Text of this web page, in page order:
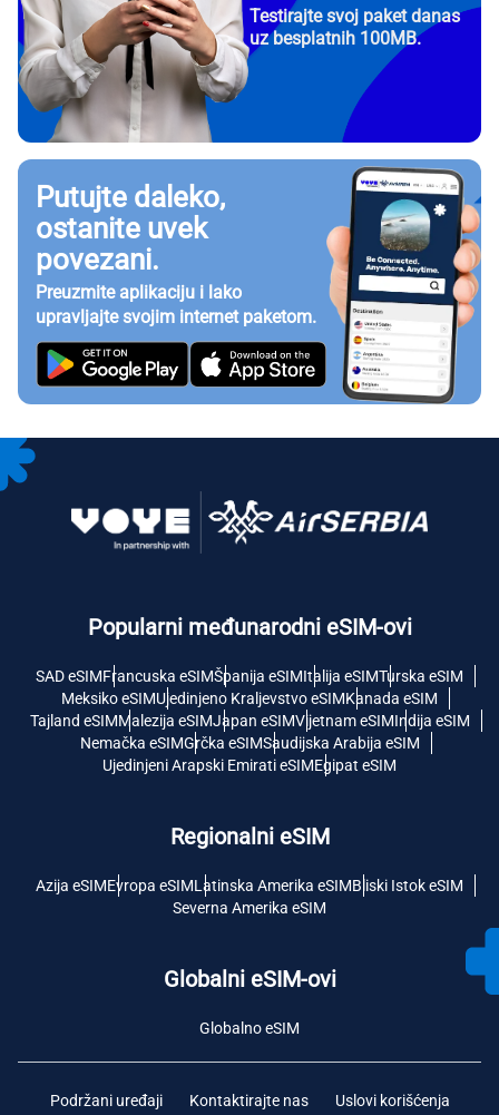
Testirajte svoj paket danas
uz besplatnih 100MB.
Putujte daleko,
ostanite uvek
povezani.
Preuzmite aplikaciju i lako
upravljajte svojim internet paketom.
Popularni međunarodni eSIM-ovi
SAD eSIMFrancuska eSIMŠpanija eSIMItalija eSIMTurska eSIM
Meksiko eSIMUjedinjeno Kraljevstvo eSIMKanada eSIM
Tajland eSIMMalezija eSIMJapan eSIMVijetnam eSIMIndija eSIM
Nemačka eSIMGrčka eSIMSaudijska Arabija eSIM
Ujedinjeni Arapski Emirati eSIMEgipat eSIM
Regionalni eSIM
Azija eSIMEvropa eSIMLatinska Amerika eSIMBliski Istok eSIM
Severna Amerika eSIM
Globalni eSIM-ovi
Globalno eSIM
Podržani uređaji Kontaktirajte nas Uslovi korišćenja